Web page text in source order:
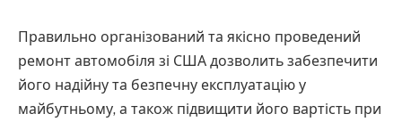
Правильно організований та якісно проведений
ремонт автомобіля зі США дозволить забезпечити
його надійну та безпечну експлуатацію у
майбутньому, а також підвищити його вартість при